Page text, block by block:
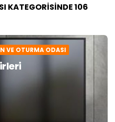
KATEGORISINDE 106
VE OTURMA ODASI